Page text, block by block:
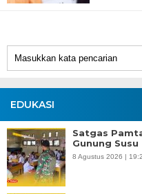
EDUKASI
Satgas
Gunung Susu
8 Agustus 2026 |